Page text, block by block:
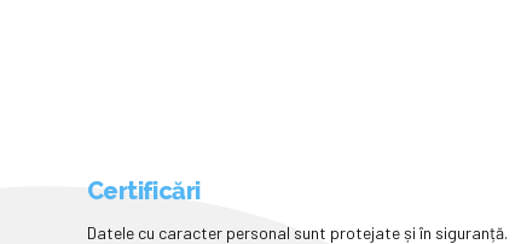
Certificări
Datele cu caracter personal sunt protejate și în siguranță.